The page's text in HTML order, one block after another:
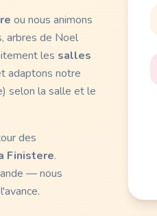
ou nous animons
arbres de Noel
les salles
adaptons notre
selon la salle et le
des
Finistere.
— nous